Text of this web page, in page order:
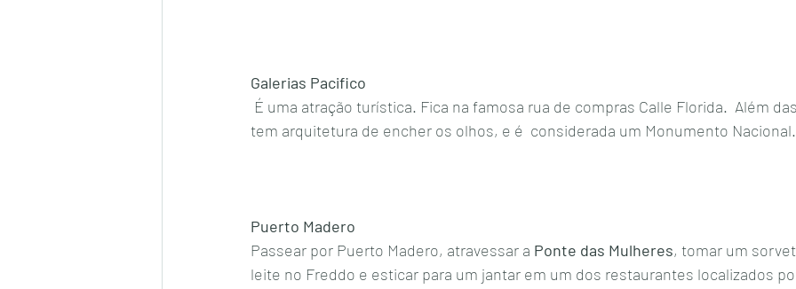
Galerias Pacifico
tem arquitetura de encher os olhos, e é  considerada um Monumento Nacional.
Puerto Madero
Passear por Puerto Madero, atravessar a Ponte das Mulheres, tomar um
leite no Freddo e esticar para um jantar em um dos restaurantes localizados